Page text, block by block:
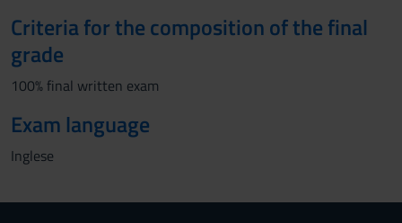
Criteria for the composition of the final
grade
100% final written exam
Exam language
Inglese